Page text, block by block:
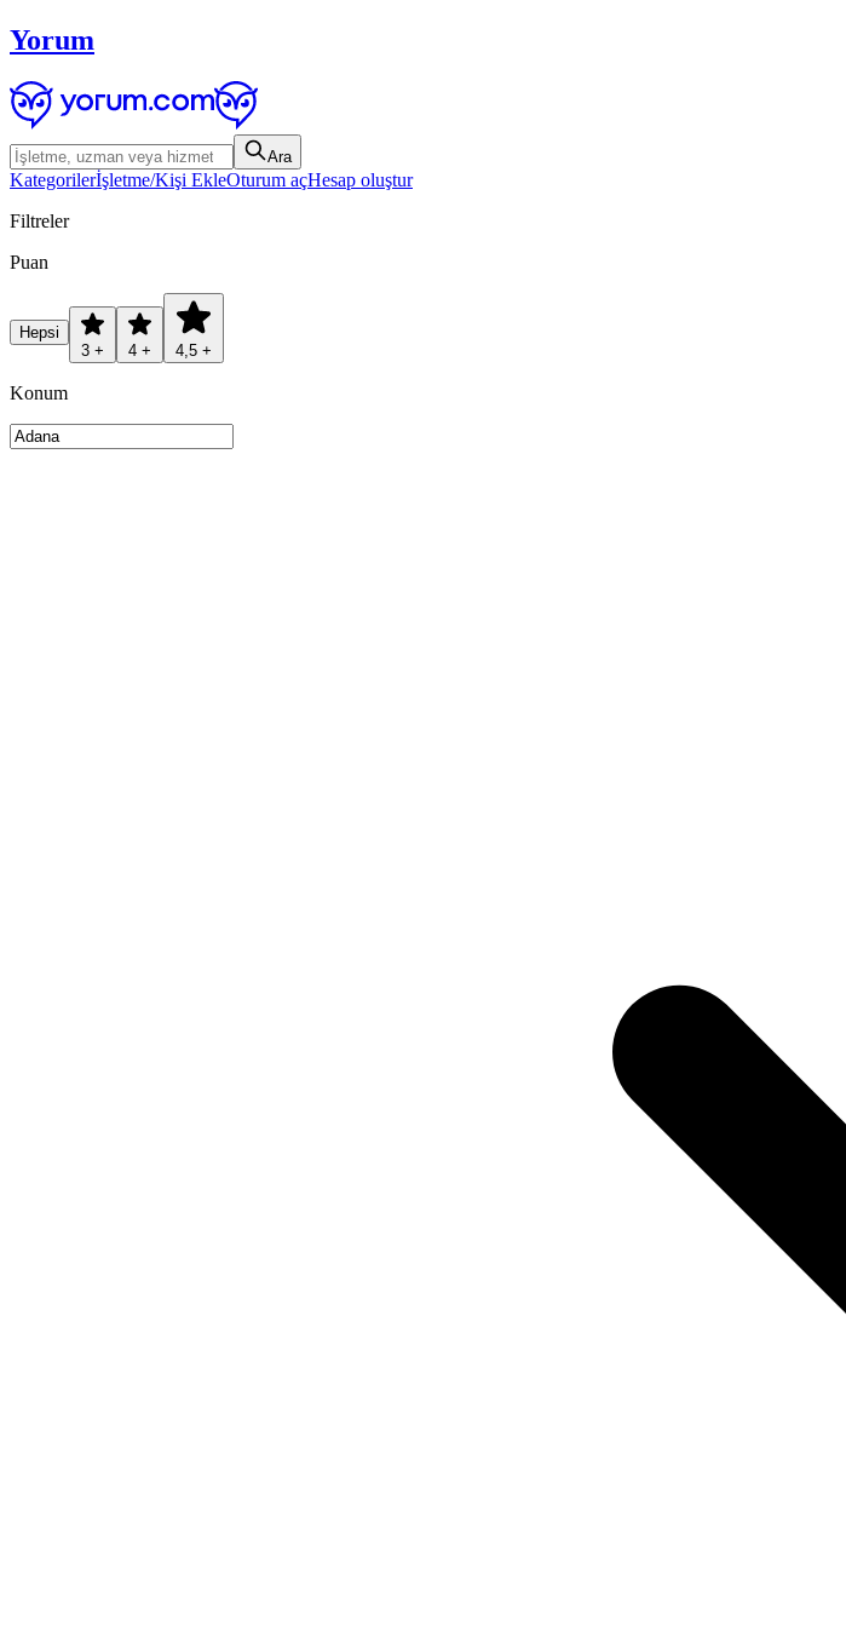
Yorum
Ara
Kategorilerİşletme/Kişi EkleOturum açHesap oluştur
Filtreler
Puan
Hepsi
3 +
4 + 4,5 +
Konum